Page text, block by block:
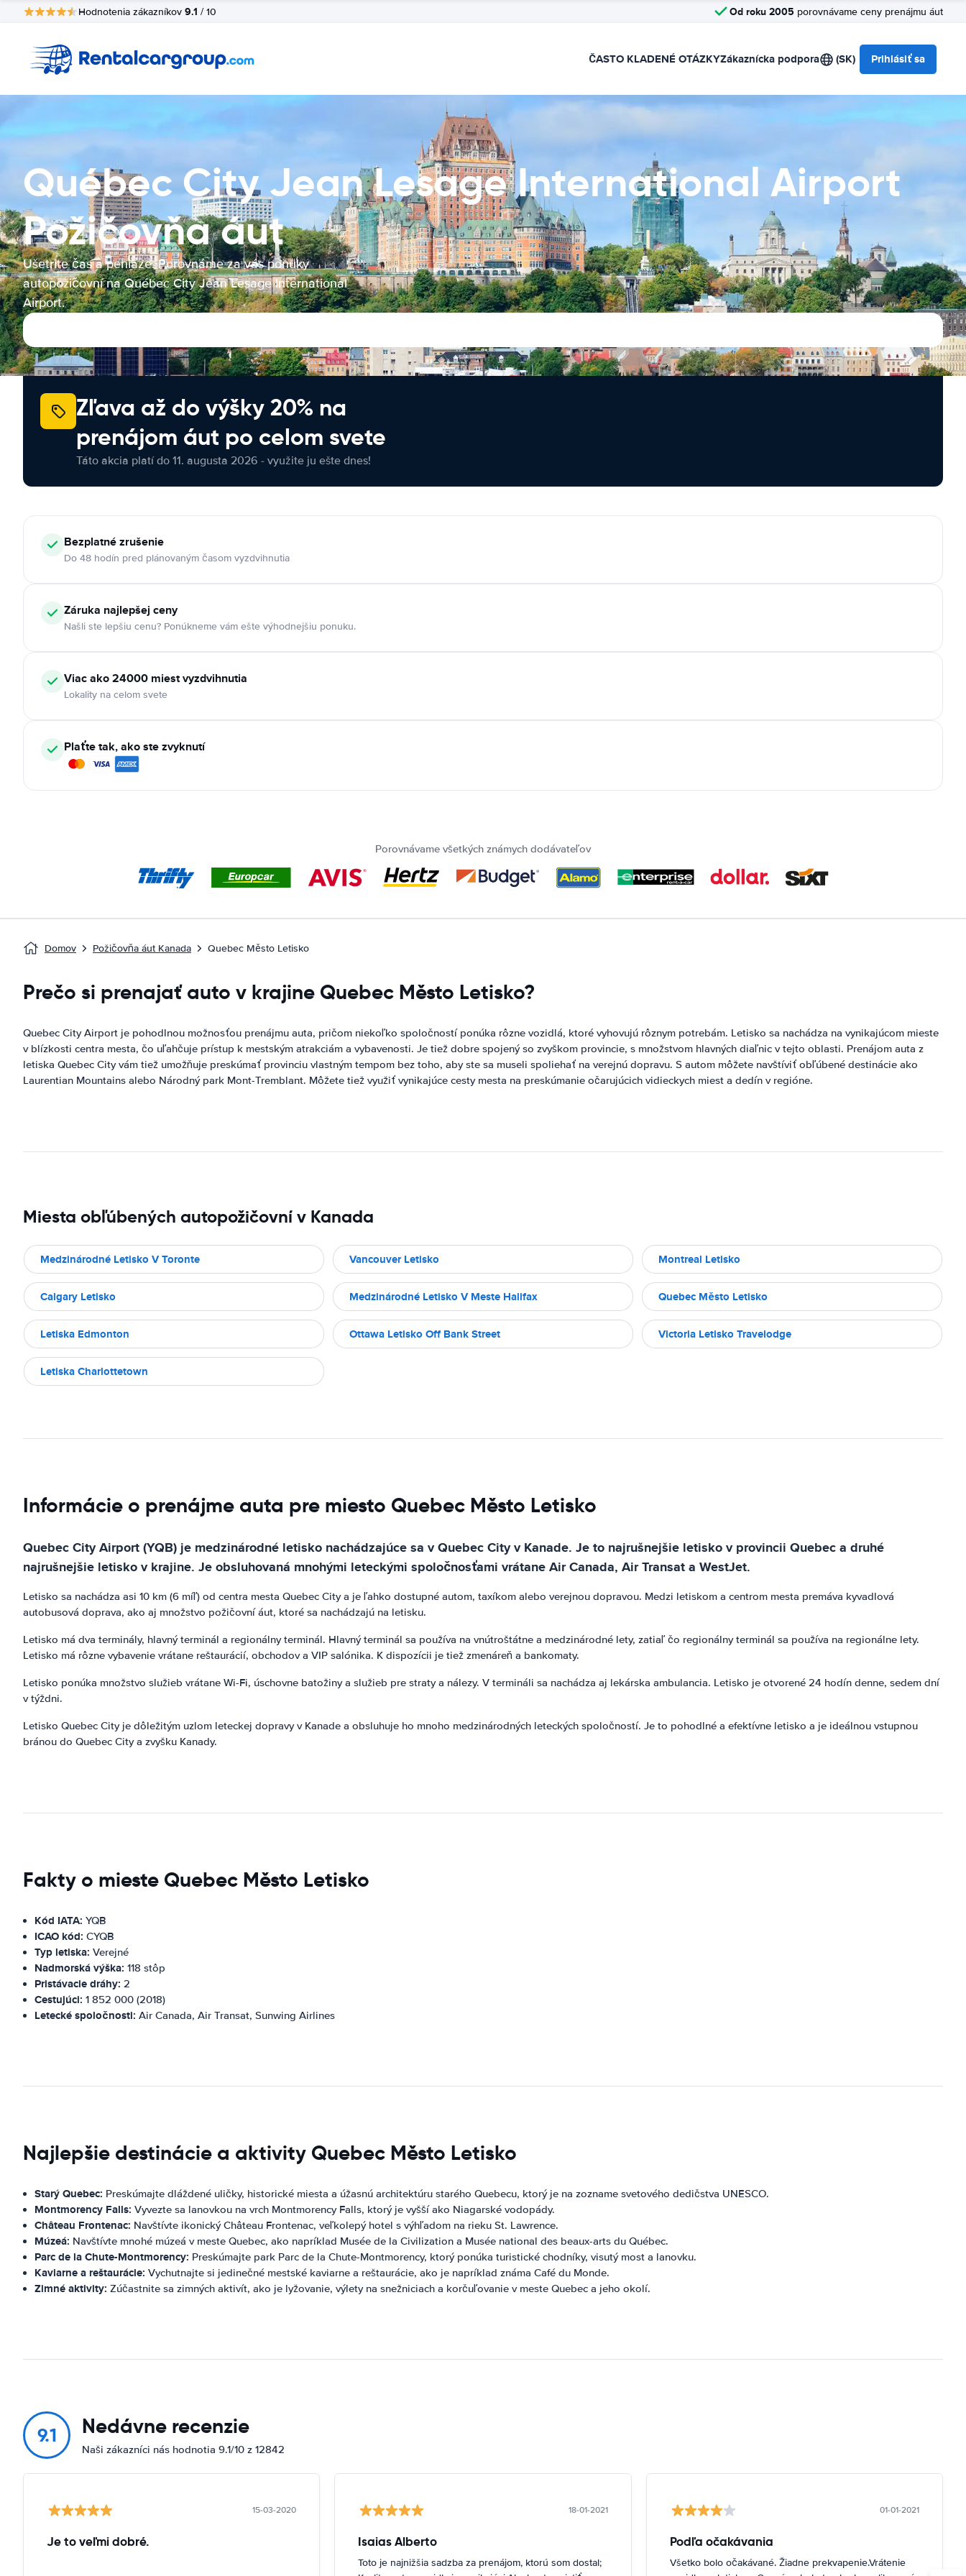
Hodnotenia zákazníkov 9.1 / 10 Od roku 2005 porovnávame ceny prenájmu áut
ČASTO KLADENÉ OTÁZKYZákaznícka podpora (SK) Prihlásiť sa
Québec City Jean Lesage International Airport
Požičovňa áut
Ušetrite čas a peniaze. Porovnáme za vás ponuky
autopožičovní na Québec City Jean Lesage International
Airport.
Zľava až do výšky 20% na
prenájom áut po celom svete
Táto akcia platí do 11. augusta 2026 - využite ju ešte dnes!
Bezplatné zrušenie
Do 48 hodín pred plánovaným časom vyzdvihnutia
Záruka najlepšej ceny
Našli ste lepšiu cenu? Ponúkneme vám ešte výhodnejšiu ponuku.
Viac ako 24000 miest vyzdvihnutia
Lokality na celom svete
Plaťte tak, ako ste zvyknutí
Porovnávame všetkých známych dodávateľov
Domov Požičovňa áut Kanada Quebec Město Letisko
Prečo si prenajať auto v krajine Quebec Město Letisko?
Quebec City Airport je pohodlnou možnosťou prenájmu auta, pričom niekoľko spoločností ponúka rôzne vozidlá, ktoré vyhovujú rôznym potrebám. Letisko sa nachádza na vynikajúcom mieste
v blízkosti centra mesta, čo uľahčuje prístup k mestským atrakciám a vybavenosti. Je tiež dobre spojený so zvyškom provincie, s množstvom hlavných diaľnic v tejto oblasti. Prenájom auta z
letiska Quebec City vám tiež umožňuje preskúmať provinciu vlastným tempom bez toho, aby ste sa museli spoliehať na verejnú dopravu. S autom môžete navštíviť obľúbené destinácie ako
Laurentian Mountains alebo Národný park Mont-Tremblant. Môžete tiež využiť vynikajúce cesty mesta na preskúmanie očarujúcich vidieckych miest a dedín v regióne.
Miesta obľúbených autopožičovní v Kanada
Medzinárodné Letisko V Toronte Vancouver Letisko Montreal Letisko
Calgary Letisko Medzinárodné Letisko V Meste Halifax Quebec Město Letisko
Letiska Edmonton Ottawa Letisko Off Bank Street Victoria Letisko Travelodge
Letiska Charlottetown
Informácie o prenájme auta pre miesto Quebec Město Letisko
Quebec City Airport (YQB) je medzinárodné letisko nachádzajúce sa v Quebec City v Kanade. Je to najrušnejšie letisko v provincii Quebec a druhé
najrušnejšie letisko v krajine. Je obsluhovaná mnohými leteckými spoločnosťami vrátane Air Canada, Air Transat a WestJet.
Letisko sa nachádza asi 10 km (6 míľ) od centra mesta Quebec City a je ľahko dostupné autom, taxíkom alebo verejnou dopravou. Medzi letiskom a centrom mesta premáva kyvadlová
autobusová doprava, ako aj množstvo požičovní áut, ktoré sa nachádzajú na letisku.
Letisko má dva terminály, hlavný terminál a regionálny terminál. Hlavný terminál sa používa na vnútroštátne a medzinárodné lety, zatiaľ čo regionálny terminál sa používa na regionálne lety.
Letisko má rôzne vybavenie vrátane reštaurácií, obchodov a VIP salónika. K dispozícii je tiež zmenáreň a bankomaty.
Letisko ponúka množstvo služieb vrátane Wi-Fi, úschovne batožiny a služieb pre straty a nálezy. V termináli sa nachádza aj lekárska ambulancia. Letisko je otvorené 24 hodín denne, sedem dní
v týždni.
Letisko Quebec City je dôležitým uzlom leteckej dopravy v Kanade a obsluhuje ho mnoho medzinárodných leteckých spoločností. Je to pohodlné a efektívne letisko a je ideálnou vstupnou
bránou do Quebec City a zvyšku Kanady.
Fakty o mieste Quebec Město Letisko
Kód IATA: YQB
ICAO kód: CYQB
Typ letiska: Verejné
Nadmorská výška: 118 stôp
Pristávacie dráhy: 2
Cestujúci: 1 852 000 (2018)
Letecké spoločnosti: Air Canada, Air Transat, Sunwing Airlines
Najlepšie destinácie a aktivity Quebec Město Letisko
Starý Quebec: Preskúmajte dláždené uličky, historické miesta a úžasnú architektúru starého Quebecu, ktorý je na zozname svetového dedičstva UNESCO.
Montmorency Falls: Vyvezte sa lanovkou na vrch Montmorency Falls, ktorý je vyšší ako Niagarské vodopády.
Château Frontenac: Navštívte ikonický Château Frontenac, veľkolepý hotel s výhľadom na rieku St. Lawrence.
Múzeá: Navštívte mnohé múzeá v meste Quebec, ako napríklad Musée de la Civilization a Musée national des beaux-arts du Québec.
Parc de la Chute-Montmorency: Preskúmajte park Parc de la Chute-Montmorency, ktorý ponúka turistické chodníky, visutý most a lanovku.
Kaviarne a reštaurácie: Vychutnajte si jedinečné mestské kaviarne a reštaurácie, ako je napríklad známa Café du Monde.
Zimné aktivity: Zúčastnite sa zimných aktivít, ako je lyžovanie, výlety na snežniciach a korčuľovanie v meste Quebec a jeho okolí.
9.1 Nedávne recenzie
Naši zákazníci nás hodnotia 9.1/10 z 12842
15-03-2020
Je to veľmi dobré.
18-01-2021
Isaias Alberto
Toto je najnižšia sadzba za prenájom, ktorú som dostal;
01-01-2021
Podľa očakávania
Všetko bolo očakávané. Žiadne prekvapenie.Vrátenie